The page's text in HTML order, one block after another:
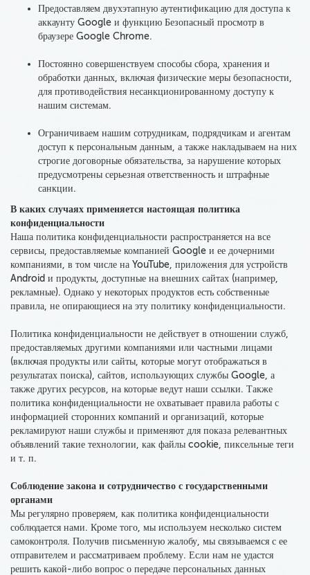
Предоставляем двухэтапную аутентификацию для доступа к
аккаунту Google и функцию Безопасный просмотр в
браузере Google Chrome.
Постоянно совершенствуем способы сбора, хранения и
обработки данных, включая физические меры безопасности,
для противодействия несанкционированному доступу к
нашим системам.
Ограничиваем нашим сотрудникам, подрядчикам и агентам
доступ к персональным данным, а также накладываем на них
строгие договорные обязательства, за нарушение которых
предусмотрены серьезная ответственность и штрафные
санкции.
В каких случаях применяется настоящая политика
конфиденциальности
Наша политика конфиденциальности распространяется на все
сервисы, предоставляемые компанией Google и ее дочерними
компаниями, в том числе на YouTube, приложения для устройств
Android и продукты, доступные на внешних сайтах (например,
рекламные). Однако у некоторых продуктов есть собственные
правила, не опирающиеся на эту политику конфиденциальности.
Политика конфиденциальности не действует в отношении служб,
предоставляемых другими компаниями или частными лицами
(включая продукты или сайты, которые могут отображаться в
результатах поиска), сайтов, использующих службы Google, а
также других ресурсов, на которые ведут наши ссылки. Также
политика конфиденциальности не охватывает правила работы с
информацией сторонних компаний и организаций, которые
рекламируют наши службы и применяют для показа релевантных
объявлений такие технологии, как файлы cookie, пиксельные теги
и т. п.
Соблюдение закона и сотрудничество с государственными
органами
Мы регулярно проверяем, как политика конфиденциальности
соблюдается нами. Кроме того, мы используем несколько систем
самоконтроля. Получив письменную жалобу, мы связываемся с ее
отправителем и рассматриваем проблему. Если нам не удастся
решить какой-либо вопрос о передаче персональных данных